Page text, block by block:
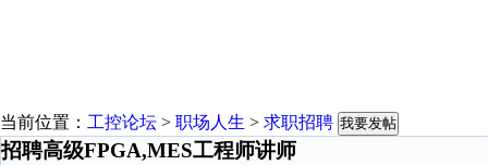
当前位置： 工控论坛 > 职场人生 > 求职招聘 我要发帖
招聘高级FPGA,MES工程师讲师